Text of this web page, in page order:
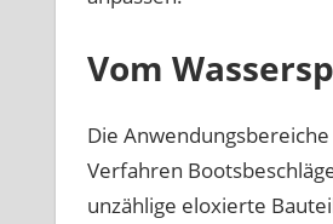
Vom
Die
Verfahren
unzählige eloxierte